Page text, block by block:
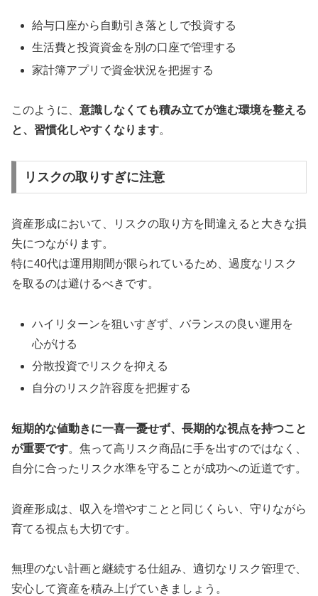
給与口座から自動引き落としで投資する
生活費と投資資金を別の口座で管理する
家計簿アプリで資金状況を把握する
このように、 意識しなくても積み立てが進む環境を整える
と、習慣化しやすくなります。
リスクの取りすぎに注意
資産形成において、リスクの取り方を間違えると大きな損
失につながります。
特に40代は運用期間が限られているため、過度なリスク
を取るのは避けるべきです。
ハイリターンを狙いすぎず、バランスの良い運用を
心がける
分散投資でリスクを抑える
自分のリスク許容度を把握する
短期的な値動きに一喜一憂せず、長期的な視点を持つこと
が重要です。焦って高リスク商品に手を出すのではなく、
自分に合ったリスク水準を守ることが成功への近道です。
資産形成は、収入を増やすことと同じくらい、守りながら
育てる視点も大切です。
無理のない計画と継続する仕組み、適切なリスク管理で、
安心して資産を積み上げていきましょう。